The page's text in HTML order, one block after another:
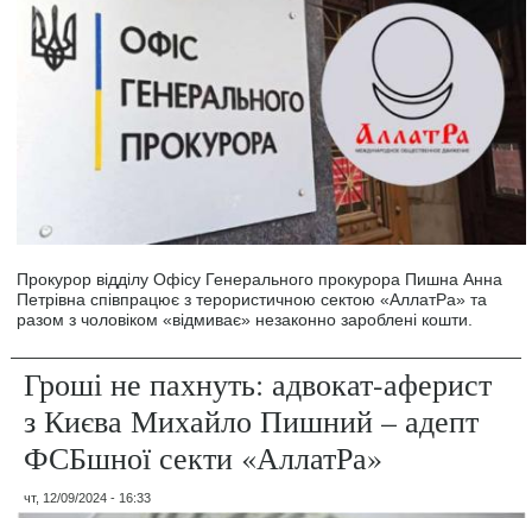
Прокурор відділу Офісу Генерального прокурора Пишна Анна
Петрівна співпрацює з терористичною сектою «АллатРа» та
разом з чоловіком «відмиває» незаконно зароблені кошти.
Гроші не пахнуть: адвокат-аферист
з Києва Михайло Пишний – адепт
ФСБшної секти «АллатРа»
чт, 12/09/2024 - 16:33